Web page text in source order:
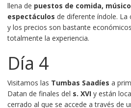
llena de puestos de comida,
espectáculos de diferente índole.
y los precios son bastante
totalmente la experiencia.
Día 4
Visitamos las Tumbas Saadíes a
Datan de finales del s. XVI y están
cerrado al que se accede a través de